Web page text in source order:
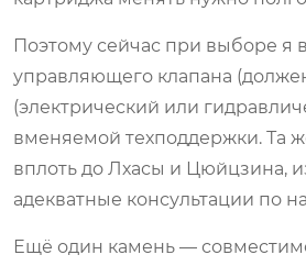
Поэтому сейчас при выборе я
управляющего клапана
(электрический или
вменяемой техподдержки. Та
вплоть до Лхасы и Цюйцзина,
адекватные консультации по
Ещё один камень —